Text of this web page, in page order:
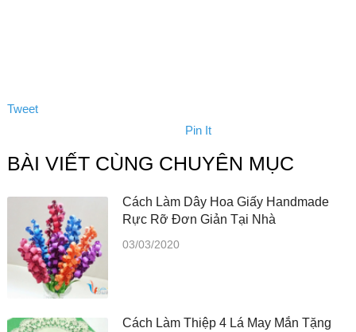
Tweet
Pin It
BÀI VIẾT CÙNG CHUYÊN MỤC
Cách Làm Dây Hoa Giấy Handmade
Rực Rỡ Đơn Giản Tại Nhà
03/03/2020
Cách Làm Thiệp 4 Lá May Mắn Tặng